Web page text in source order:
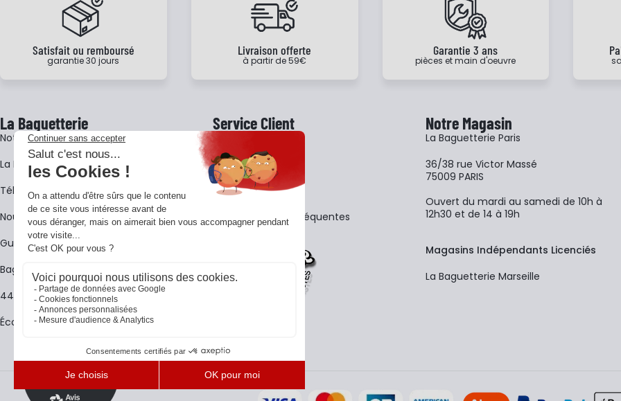
Satisfait ou remboursé
garantie 30 jours
Livraison offerte
à partir de 59€
Garantie 3 ans
pièces et main d'oeuvre
La Baguetterie
Notre histoire
La BagShow
​Télécharger le catalogue
Nous contacter
Guides La Baguetterie
Baguetterie Shop Online
44 ans de rencontres
Écoles
Service Client
Garantie 3 ans
CGV
FAQ - Questions Fréquentes
Notre Magasin
La Baguetterie Paris
36/38 rue Victor Massé
75009 PARIS
Ouvert du mardi au samedi de 10h à
12h30 et de 14 à 19h
Magasins Indépendants Licenciés
La Baguetterie Marseille